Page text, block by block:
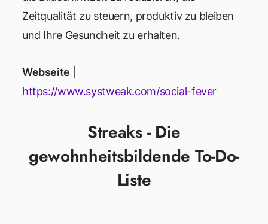
Zeitqualität zu steuern, produktiv zu bleiben
und Ihre Gesundheit zu erhalten.
Webseite
https://www.systweak.com/social-fever
Streaks - Die
gewohnheitsbildende To-Do-
Liste